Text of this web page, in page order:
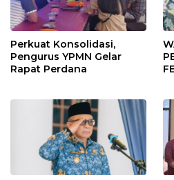
Perkuat Konsolidasi,
Pengurus YPMN Gelar
Rapat Perdana